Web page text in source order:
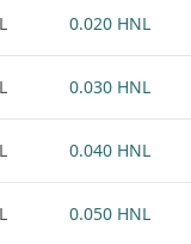
0.020 HNL
0.030 HNL
0.040 HNL
0.050 HNL